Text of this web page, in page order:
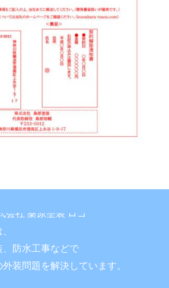
防水工事などで
装問題を解決しています。